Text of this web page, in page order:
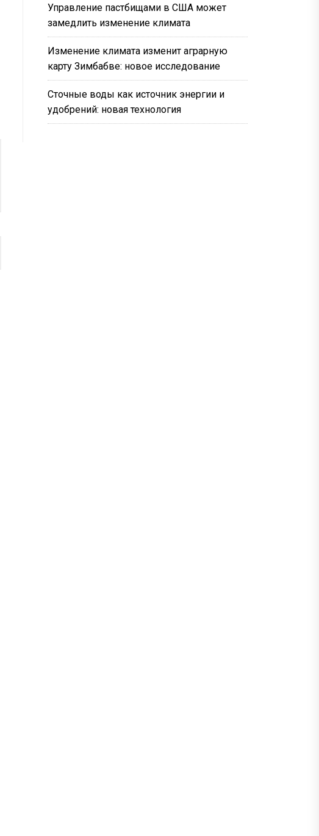
Управление пастбищами в США может
замедлить изменение климата
Изменение климата изменит аграрную
карту Зимбабве: новое исследование
Сточные воды как источник энергии и
удобрений: новая технология